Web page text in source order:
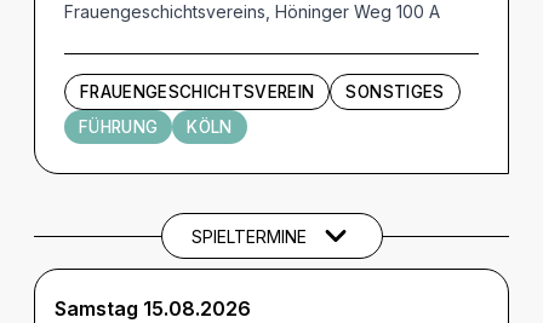
Frauengeschichtsvereins, Höninger Weg 100 A
FRAUENGESCHICHTSVEREIN
SONSTIGES
FÜHRUNG
KÖLN
Termine und Tickets
SPIELTERMINE
Samstag 15.08.2026